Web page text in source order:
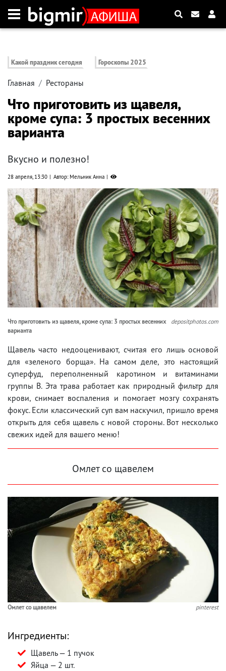
Какой праздник сегодня Гороскопы 2025
Главная Рестораны
Что приготовить из щавеля,
кроме супа: 3 простых весенних
варианта
Вкусно и полезно!
28 апреля, 13:30 Автор: Мельник Анна
Что приготовить из щавеля, кроме супа: 3 простых весенних
варианта
depositphotos.com
Щавель часто недооценивают, считая его лишь основой
для «зеленого борща». На самом деле, это настоящий
суперфуд, переполненный каротином и витаминами
группы В. Эта трава работает как природный фильтр для
крови, снимает воспаления и помогает мозгу сохранять
фокус. Если классический суп вам наскучил, пришло время
открыть для себя щавель с новой стороны. Вот несколько
свежих идей для вашего меню!
Омлет со щавелем
Омлет со щавелем pinterest
Ингредиенты:
Щавель — 1 пучок
Яйца — 2 шт.